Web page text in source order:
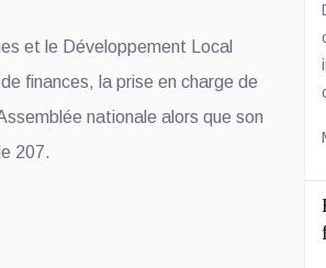
et le Développement Local
finances, la prise en charge de
nationale alors que son
207.